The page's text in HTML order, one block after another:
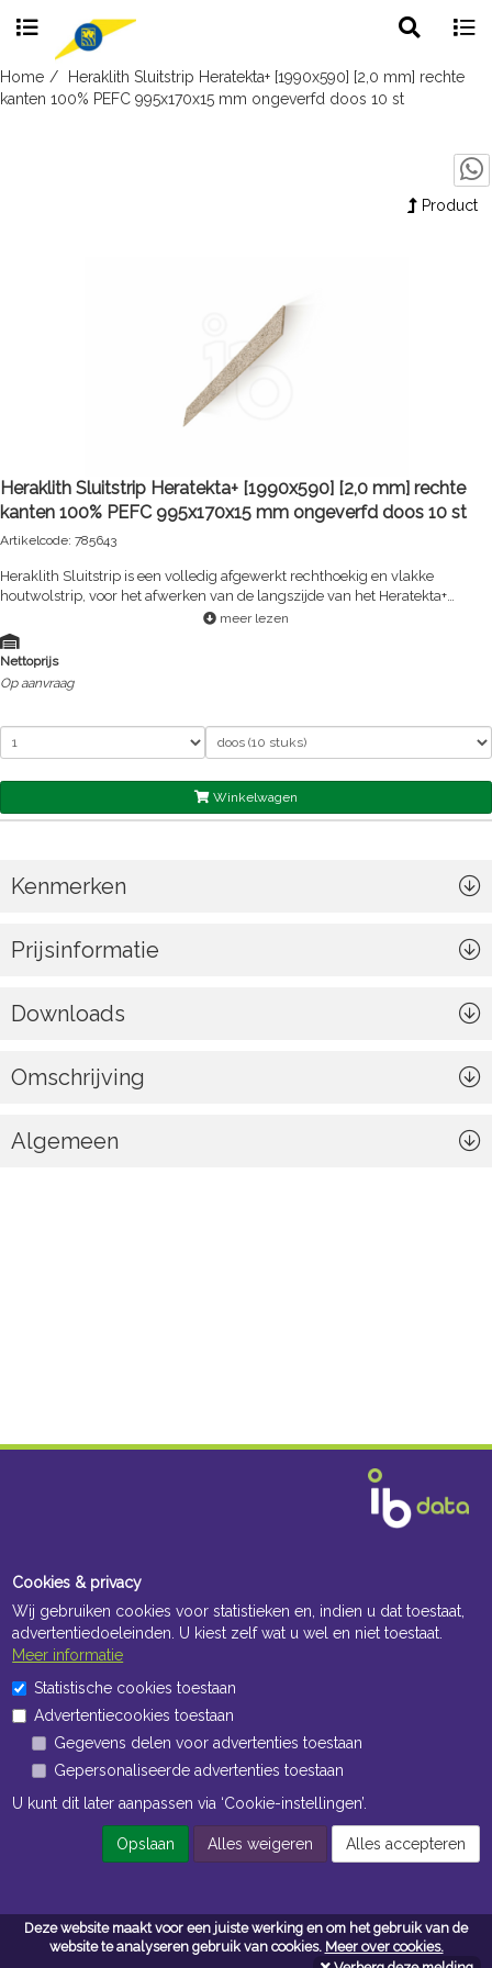
Deze website maakt voor een juiste werking en om het gebruik van de
website te analyseren gebruik van cookies. Meer over cookies.
Skip
to
search
Home
Heraklith Sluitstrip Heratekta+ [1990x590] [2,0 mm] rechte
kanten 100% PEFC 995x170x15 mm ongeverfd doos 10 st
Product
Heraklith Sluitstrip Heratekta+ [1990x590] [2,0 mm] rechte
kanten 100% PEFC 995x170x15 mm ongeverfd doos 10 st
Artikelcode: 785643
Heraklith Sluitstrip is een volledig afgewerkt rechthoekig en vlakke
houtwolstrip, voor het afwerken van de langszijde van het Heratekta+
grootformaat combi houtwolpaneelmeer lezen
Nettoprijs
Op aanvraag
Winkelwagen
Kenmerken
Prijsinformatie
Downloads
Omschrijving
Algemeen
Openingstijden Kantoor
ma t/m vr 8:30 uur tot 17:00 uur
Openingstijden Magazijn
ma t/m vr 7:00 uur tot 16:30 uur
Algemene voorwaarden
Cookies & privacy
Wij gebruiken cookies voor statistieken en, indien u dat toestaat,
advertentiedoeleinden. U kiest zelf wat u wel en niet toestaat.
Meer informatie
Statistische cookies toestaan
Advertentiecookies toestaan
Gegevens delen voor advertenties toestaan
Gepersonaliseerde advertenties toestaan
U kunt dit later aanpassen via ‘Cookie-instellingen’.
Opslaan Alles weigeren Alles accepteren